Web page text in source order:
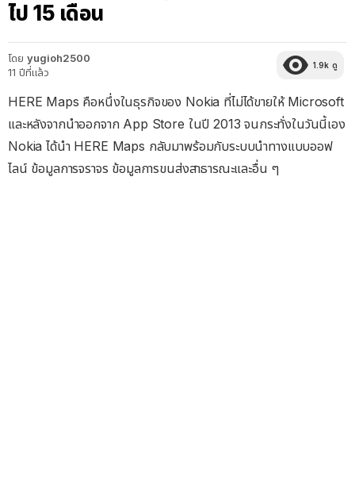
ไป 15 เดือน
โดย yugioh2500
11 ปีที่แล้ว
1.9k ดู
HERE Maps คือหนึ่งในธุรกิจของ Nokia ที่ไม่ได้ขายให้ Microsoft
และหลังจากนำออกจาก App Store ในปี 2013 จนกระทั่งในวันนี้เอง
Nokia ได้นำ HERE Maps กลับมาพร้อมกับระบบนำทางแบบออฟ
ไลน์ ข้อมูลการจราจร ข้อมูลการขนส่งสาธารณะและอื่น ๆ